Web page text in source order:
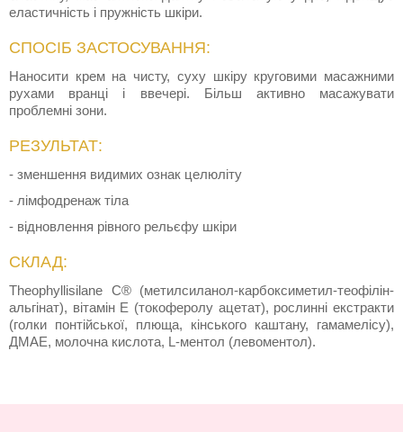
еластичність і пружність шкіри.
СПОСІБ ЗАСТОСУВАННЯ:
Наносити крем на чисту, суху шкіру круговими масажними
рухами вранці і ввечері. Більш активно масажувати
проблемні зони.
РЕЗУЛЬТАТ:
- зменшення видимих ознак целюліту
- лімфодренаж тіла
- відновлення рівного рельєфу шкіри
СКЛАД:
Theophyllisilane C® (метилсиланол-карбоксиметил-теофілін-
альгінат), вітамін Е (токоферолу ацетат), рослинні екстракти
(голки понтійської, плюща, кінського каштану, гамамелісу),
ДМАЕ, молочна кислота, L-ментол (левоментол).